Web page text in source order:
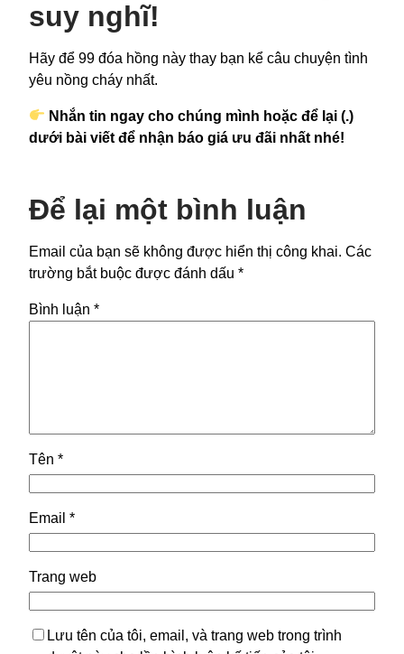
suy nghĩ!
Hãy để 99 đóa hồng này thay bạn kể câu chuyện tình
yêu nồng cháy nhất.
Nhắn tin ngay cho chúng mình hoặc để lại (.)
dưới bài viết để nhận báo giá ưu đãi nhất nhé!
Để lại một bình luận
Email của bạn sẽ không được hiển thị công khai. Các
trường bắt buộc được đánh dấu *
Bình luận *
Tên *
Email *
Trang web
Lưu tên của tôi, email, và trang web trong trình